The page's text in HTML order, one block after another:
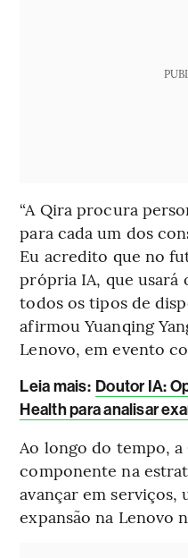
“A Qira procura
para cada um dos
Eu acredito que no
própria IA, que usará
todos os tipos de
afirmou Yuanqing
Lenovo, em evento
Leia mais: Doutor IA:
Health para analisar
Ao longo do tempo, a
componente na
avançar em serviços,
expansão na Lenovo